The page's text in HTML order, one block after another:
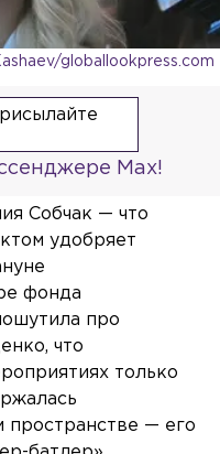
globallookpress.com
Max!
Собчак — что
удобряет
фонда
про
что
только
пространстве — его